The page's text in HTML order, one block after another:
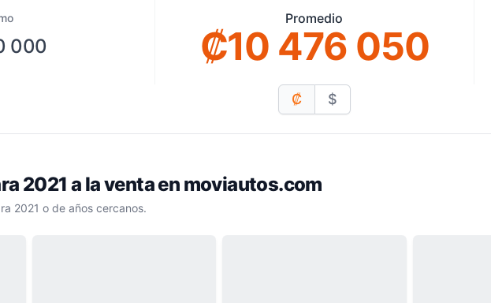
000
Promedio
₡10 476 050
₡ $
2021 a la venta en moviautos.com
2021 o de años cercanos.